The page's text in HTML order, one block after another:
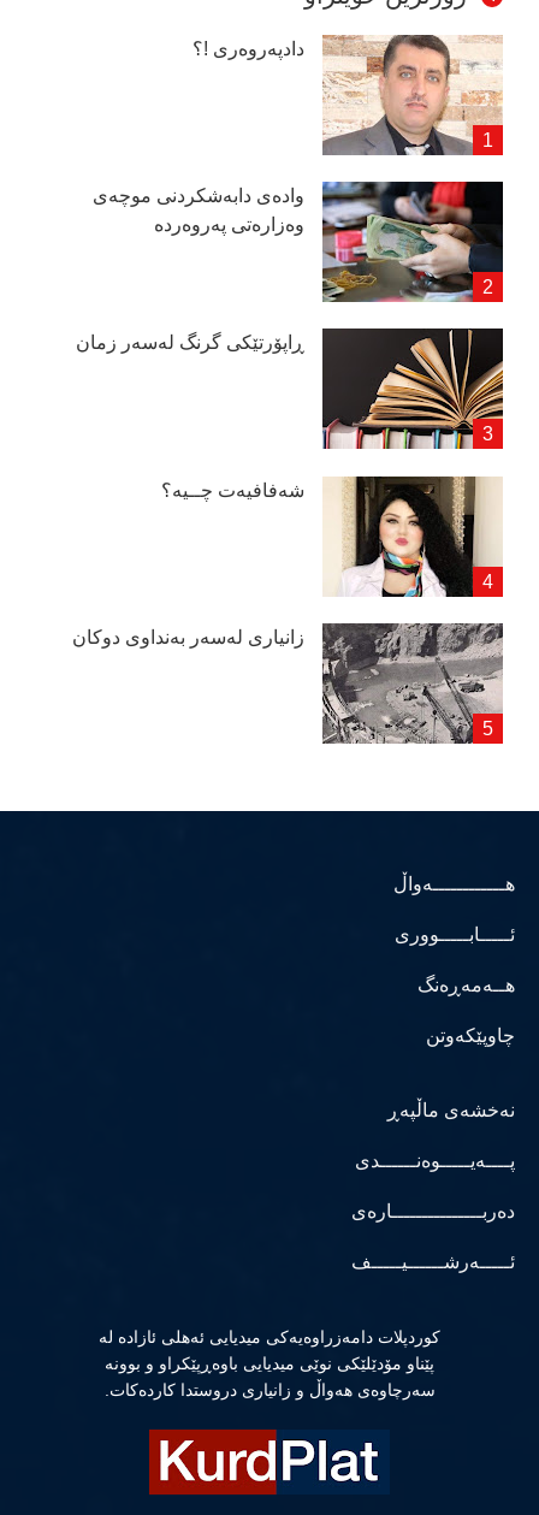
دادپەروەری !؟
وادەی دابەشكردنی موچەی
وەزارەتی پەروەردە
ڕاپۆرتێكی گرنگ لەسەر زمان
شەفافیەت چــیە؟
زانیاری لەسەر بەنداوی دوكان
هــــــــــــەواڵ
ئـــــابـــــووری
هــەمەڕەنگ
چاوپێکەوتن
نەخشەی ماڵپەڕ
پــــەیـــــوەنــــــدی
دەربـــــــــــــــارەی
ئـــــەرشــــــیـــــف
كوردپلات دامەزراوەیەكی میدیایی ئەهلی ئازادە لە
پێناو مۆدێلێكی نوێی میدیایی باوەڕپێكراو و بوونە
سەرچاوەی هەواڵ و زانیاری دروستدا كاردەكات.